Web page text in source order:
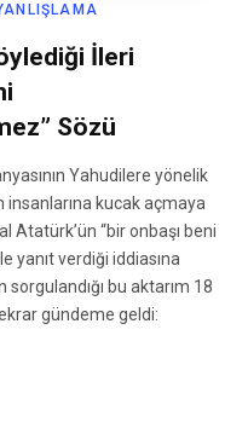
İleri
Sözü
Yahudilere yönelik
insanlarına kucak açmaya
“bir onbaşı beni
yanıt verdiği iddiasına
sorgulandığı bu aktarım 18
gündeme geldi: